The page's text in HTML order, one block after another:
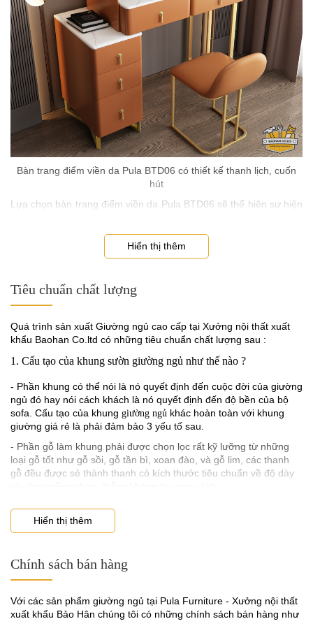
Bàn trang điểm viền da Pula BTD06 có thiết kế thanh lịch, cuốn
hút
Lựa chọn bàn trang điểm viền da Pula BTD06 sẽ thể hiện sự hiện
kế với những đường nét cầu kỳ nhưng vẫn toát lên thần thái sang
Điều chị em quan tâm khi mua một sản phẩm bàn trang điểm
điểm thường được đặt bên cạnh đầu giường. Đây là vị trí thuận
tiện nhất, giúp các chị em có thể chăm sóc bản thân tiện lợi và dễ
dàng.
lớn, nhất là với những căn chung cư hoặc căn hộ mini hiện nay.
Bàn trang điểm viền da Pula BTD06 có chiều dài có nhiều kích
thước, linh hoạt với chiều dài tối đa trong khoảng 80 đến 180cm.
Hiển thị thêm
Tiêu chuẩn chất lượng
Quá trình sản xuất Giường ngủ cao cấp tại Xưởng nội thất xuất
khẩu Baohan Co.ltd có những tiêu chuẩn chất lượng sau :
1. Cấu tạo của khung sườn giường ngủ như thế nào ?
- Phần khung có thể nói là nó quyết định đến cuộc đời của giường
ngủ đó hay nói cách khách là nó quyết định đến độ bền của bộ
sofa. Cấu tạo của khung giường ngủ khác hoàn toàn với khung
giường giá rẻ là phải đảm bảo 3 yếu tố sau.
- Phần gỗ làm khung phải được chọn lọc rất kỹ lưỡng từ những
loại gỗ tốt như gỗ sồi, gỗ tần bì, xoan đào, và gỗ lim, các thanh
gỗ đều được sẻ thành thanh có kích thước tiêu chuẩn về độ dày
- Phần giát giường là gỗ sồi dày bản, không cong vênh mối mọt
2. Chất lượng đệm mút giường ngủ phải có độ dày và đàn hồi tốt
không bạn hãy kiểm tra ngay tại chỗ bán hàng. Đối với dòng đệm
mút tốt thì độ dày của nó phải đạt 5cm tối thiểu theo tiêu chuẩn
- Hiện nay mút tốt để dùng cho giường ngủ bọc đệm là D40 loại
Hiển thị thêm
Chính sách bán hàng
Với các sản phẩm giường ngủ tại Pula Furniture - Xưởng nội thất
xuất khẩu Bảo Hân chúng tôi có những chính sách bán hàng như